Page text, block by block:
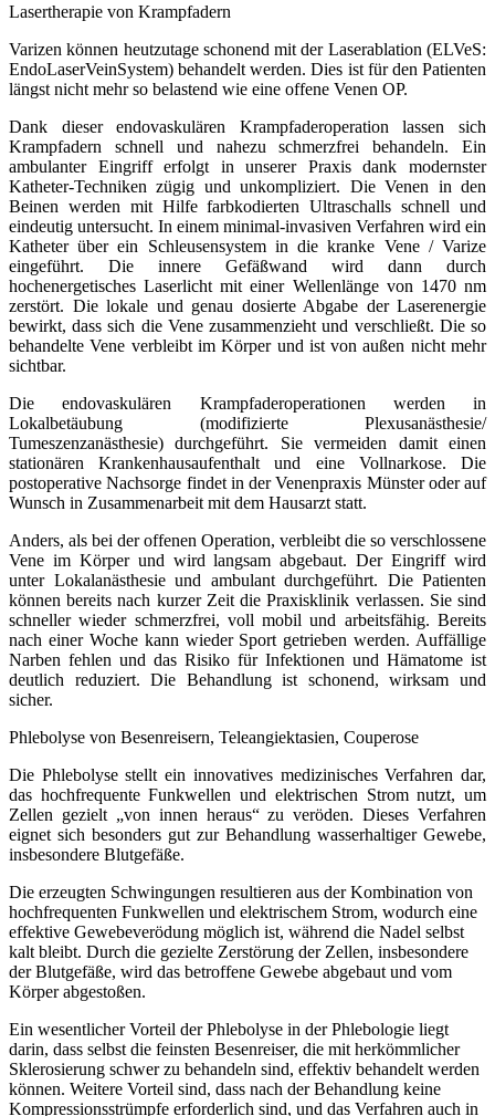
Lasertherapie von Krampfadern
Varizen können heutzutage schonend mit der Laserablation (ELVeS:
EndoLaserVeinSystem) behandelt werden. Dies ist für den Patienten
längst nicht mehr so belastend wie eine offene Venen OP.
Dank dieser endovaskulären Krampfaderoperation lassen sich
Krampfadern schnell und nahezu schmerzfrei behandeln. Ein
ambulanter Eingriff erfolgt in unserer Praxis dank modernster
Katheter-Techniken zügig und unkompliziert. Die Venen in den
Beinen werden mit Hilfe farbkodierten Ultraschalls schnell und
eindeutig untersucht. In einem minimal-invasiven Verfahren wird ein
Katheter über ein Schleusensystem in die kranke Vene / Varize
eingeführt. Die innere Gefäßwand wird dann durch
hochenergetisches Laserlicht mit einer Wellenlänge von 1470 nm
zerstört. Die lokale und genau dosierte Abgabe der Laserenergie
bewirkt, dass sich die Vene zusammenzieht und verschließt. Die so
behandelte Vene verbleibt im Körper und ist von außen nicht mehr
sichtbar.
Die endovaskulären Krampfaderoperationen werden in
Lokalbetäubung (modifizierte Plexusanästhesie/
Tumeszenzanästhesie) durchgeführt. Sie vermeiden damit einen
stationären Krankenhausaufenthalt und eine Vollnarkose. Die
postoperative Nachsorge findet in der Venenpraxis Münster oder auf
Wunsch in Zusammenarbeit mit dem Hausarzt statt.
Anders, als bei der offenen Operation, verbleibt die so verschlossene
Vene im Körper und wird langsam abgebaut. Der Eingriff wird
unter Lokalanästhesie und ambulant durchgeführt. Die Patienten
können bereits nach kurzer Zeit die Praxisklinik verlassen. Sie sind
schneller wieder schmerzfrei, voll mobil und arbeitsfähig. Bereits
nach einer Woche kann wieder Sport getrieben werden. Auffällige
Narben fehlen und das Risiko für Infektionen und Hämatome ist
deutlich reduziert. Die Behandlung ist schonend, wirksam und
sicher.
Phlebolyse von Besenreisern, Teleangiektasien, Couperose
Die Phlebolyse stellt ein innovatives medizinisches Verfahren dar,
das hochfrequente Funkwellen und elektrischen Strom nutzt, um
Zellen gezielt „von innen heraus“ zu veröden. Dieses Verfahren
eignet sich besonders gut zur Behandlung wasserhaltiger Gewebe,
insbesondere Blutgefäße.
Die erzeugten Schwingungen resultieren aus der Kombination von
hochfrequenten Funkwellen und elektrischem Strom, wodurch eine
effektive Gewebeverödung möglich ist, während die Nadel selbst
kalt bleibt. Durch die gezielte Zerstörung der Zellen, insbesondere
der Blutgefäße, wird das betroffene Gewebe abgebaut und vom
Körper abgestoßen.
Ein wesentlicher Vorteil der Phlebolyse in der Phlebologie liegt
darin, dass selbst die feinsten Besenreiser, die mit herkömmlicher
Sklerosierung schwer zu behandeln sind, effektiv behandelt werden
können. Weitere Vorteil sind, dass nach der Behandlung keine
Kompressionsstrümpfe erforderlich sind, und das Verfahren auch in